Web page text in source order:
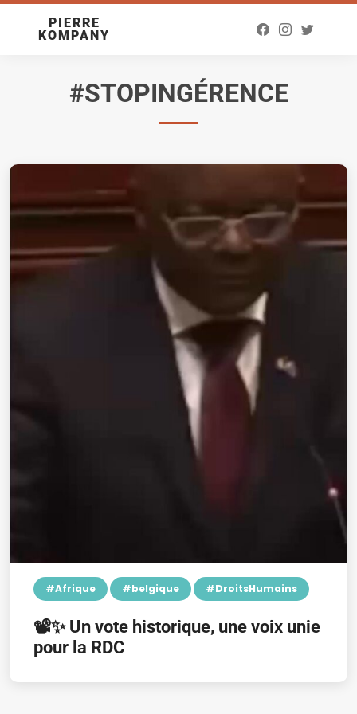
PIERRE
KOMPANY
#STOPINGÉRENCE
#Afrique #belgique #DroitsHumains
📽️✨ Un vote historique, une voix unie
pour la RDC